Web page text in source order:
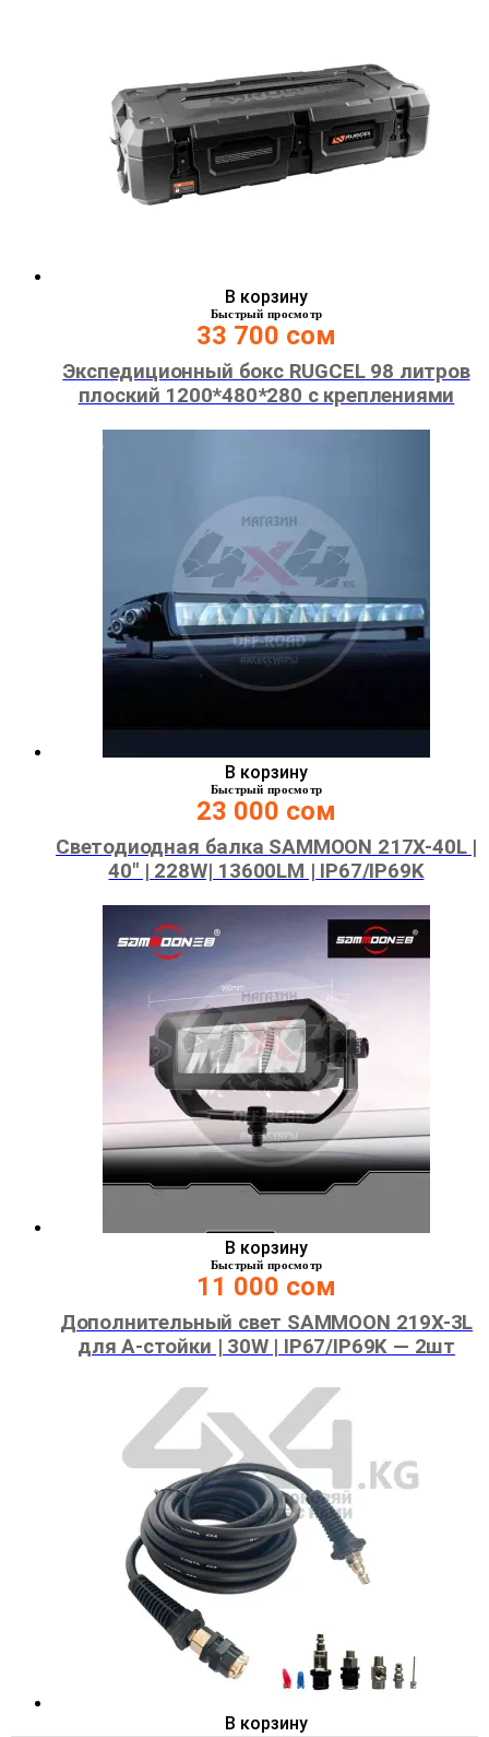
В корзину
Быстрый просмотр
Экспедиционный бокс RUGCEL 98 литров
плоский 1200*480*280 с креплениями
33 700 сом
В корзину
Быстрый просмотр
Светодиодная балка SAMMOON 217X-40L |
40″ | 228W| 13600LM | IP67/IP69K
23 000 сом
В корзину
Быстрый просмотр
Дополнительный свет SAMMOON 219X-3L
для А-стойки | 30W | IP67/IP69K — 2шт
11 000 сом
В корзину